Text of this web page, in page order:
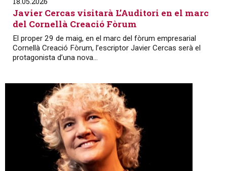
Javier Cercas visitarà L’Auditori en el marc
del Cornellà Creació Fòrum
El proper 29 de maig, en el marc del fòrum empresarial
Cornellà Creació Fòrum, l’escriptor Javier Cercas serà el
protagonista d’una nova...